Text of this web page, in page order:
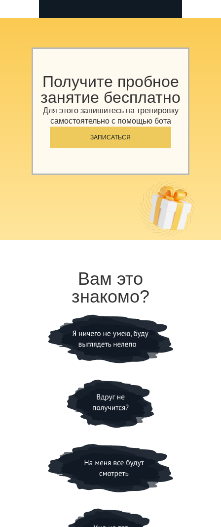
Получите пробное
занятие бесплатно
Для этого запишитесь на тренировку
самостоятельно с помощью бота
ЗАПИСАТЬСЯ
Вам это
знакомо?